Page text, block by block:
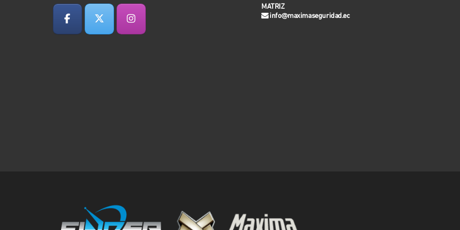
MATRIZ
info@maximaseguridad.ec